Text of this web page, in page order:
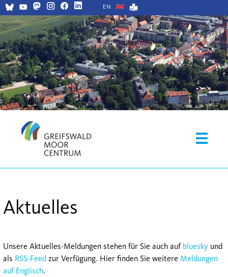
EN
Aktuelles
Unsere Aktuelles-Meldungen stehen für Sie auch auf bluesky und
als RSS-Feed zur Verfügung. Hier finden Sie weitere Meldungen
auf Englisch.